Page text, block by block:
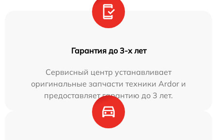
Гарантия до 3-х лет
Сервисный центр устанавливает
оригинальные запчасти техники Ardor и
предоставляет гарантию до 3 лет.